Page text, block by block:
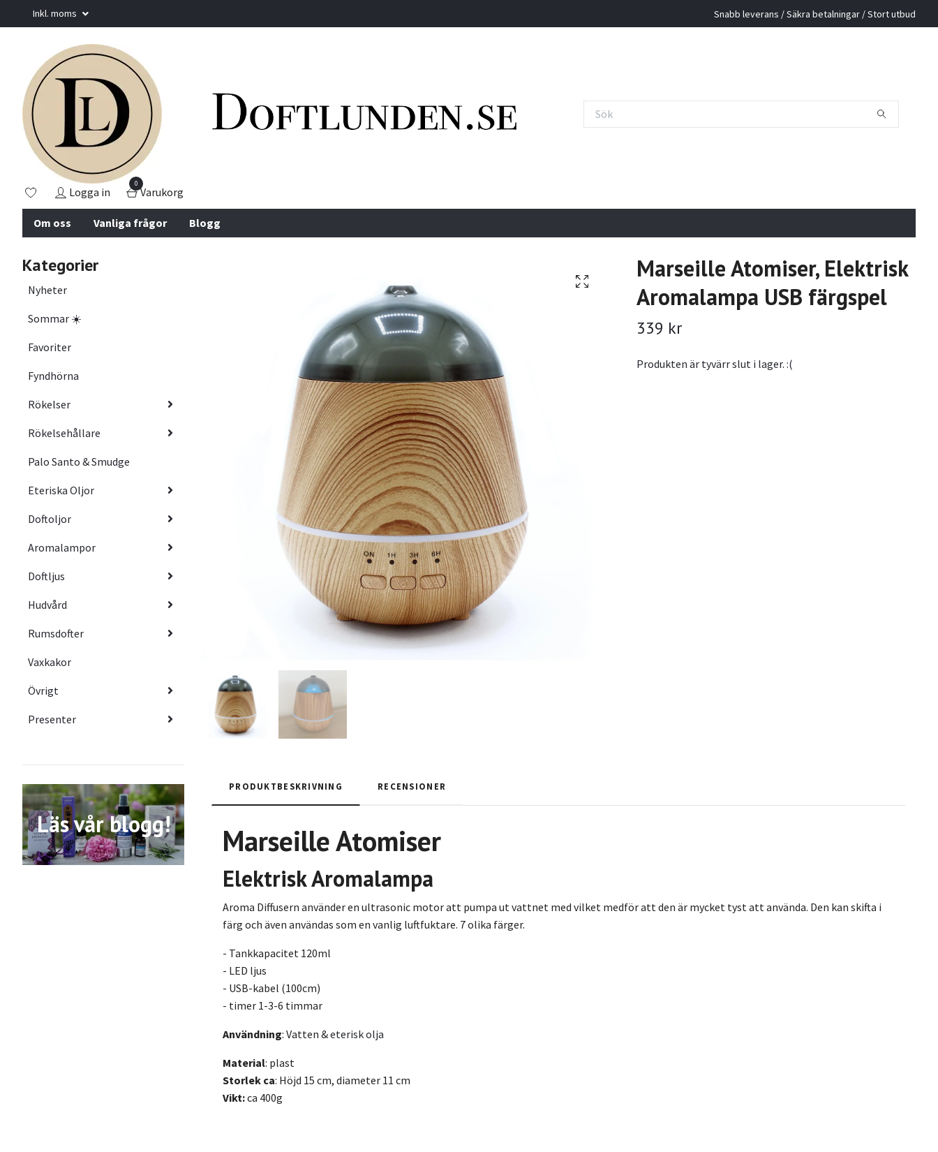
Inkl. moms Snabb leverans / Säkra betalningar / Stort utbud
Logga in
0
Varukorg
Om oss Vanliga frågor Blogg
Kategorier
Nyheter
Sommar ☀️
Favoriter
Fyndhörna
Rökelser
Rökelsehållare
Palo Santo & Smudge
Eteriska Oljor
Doftoljor
Aromalampor
Doftljus
Hudvård
Rumsdofter
Vaxkakor
Övrigt
Presenter
Läs vår blogg!
Marseille Atomiser, Elektrisk
Aromalampa USB färgspel
339 kr
Produkten är tyvärr slut i lager. :(
PRODUKTBESKRIVNING RECENSIONER
Marseille Atomiser
Elektrisk Aromalampa
Aroma Diffusern använder en ultrasonic motor att pumpa ut vattnet med vilket medför att den är mycket tyst att använda. Den kan skifta i
färg och även användas som en vanlig luftfuktare. 7 olika färger.
- Tankkapacitet 120ml
- LED ljus
- USB-kabel (100cm)
- timer 1-3-6 timmar
Användning: Vatten &eterisk olja
Material: plast
Storlek ca: Höjd 15 cm, diameter 11 cm
Vikt:ca 400g